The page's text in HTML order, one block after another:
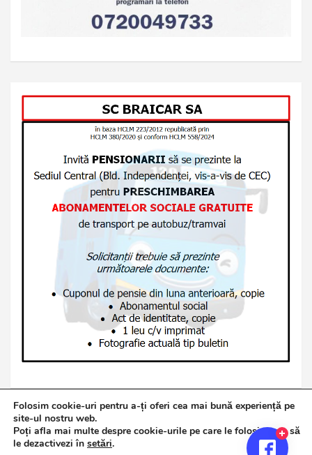
Copyright © 2026Jurnalul de Brăila
Politică de confidențialitate
Theme Horse
Folosim cookie-uri pentru a-ți oferi cea mai bună experiență pe
site-ul nostru web.
Poți afla mai multe despre cookie-urile pe care le folosim sau să
le dezactivezi în setări.